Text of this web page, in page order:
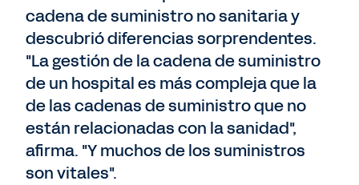
cadena de suministro no sanitaria y
descubrió diferencias sorprendentes.
"La gestión de la cadena de suministro
de un hospital es más compleja que la
de las cadenas de suministro que no
están relacionadas con la sanidad",
afirma. "Y muchos de los suministros
son vitales".